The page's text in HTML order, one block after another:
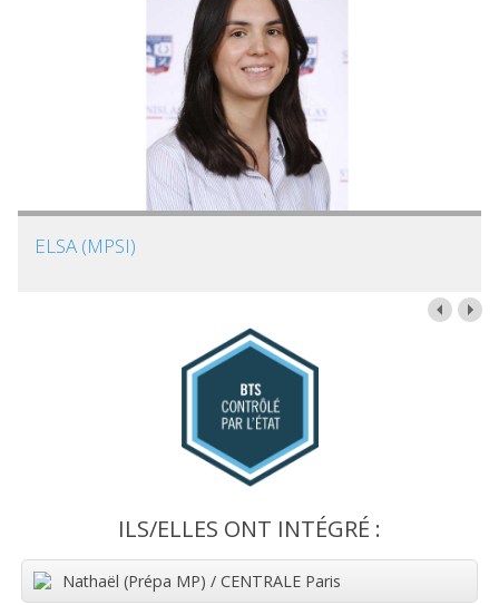
ELSA (MPSI)
ILS/ELLES ONT INTÉGRÉ :
Nathaël (Prépa MP) / CENTRALE Paris